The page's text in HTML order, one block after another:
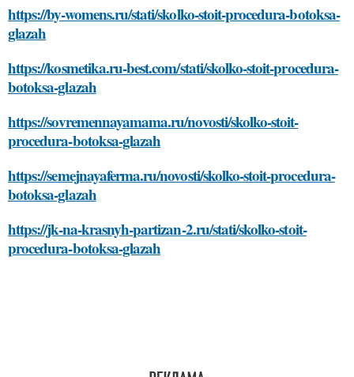
https://by-womens.ru/stati/skolko-stoit-procedura-botoksa-
glazah
https://kosmetika.ru-best.com/stati/skolko-stoit-procedura-
botoksa-glazah
https://sovremennayamama.ru/novosti/skolko-stoit-
procedura-botoksa-glazah
https://semejnayaferma.ru/novosti/skolko-stoit-procedura-
botoksa-glazah
https://jk-na-krasnyh-partizan-2.ru/stati/skolko-stoit-
procedura-botoksa-glazah